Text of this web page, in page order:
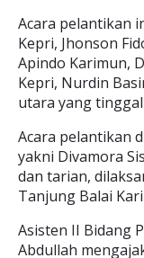
Acara pelantikan
Kepri, Jhonson
Apindo Karimun,
Kepri, Nurdin
utara yang
Acara pelantikan
yakni Divamora
dan tarian,
Tanjung Balai
Asisten II Bidang
Abdullah